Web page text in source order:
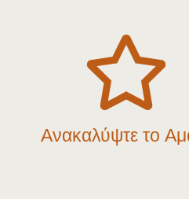

Ανακαλύψτε το